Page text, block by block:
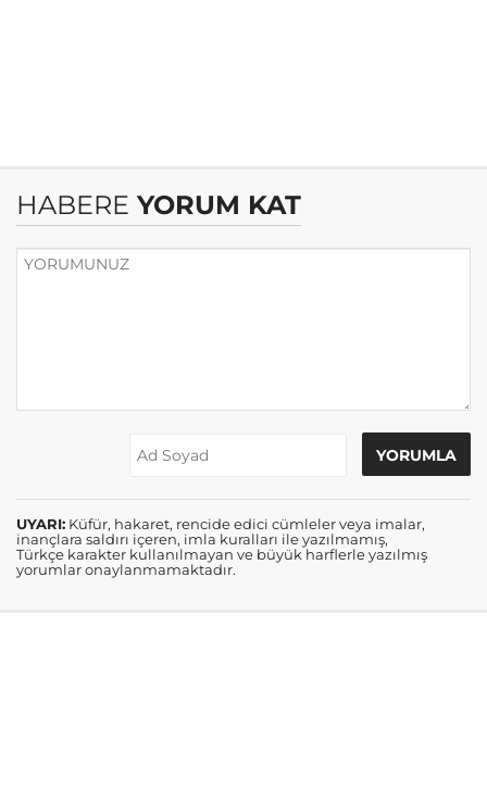
HABERE YORUM KAT
UYARI: Küfür, hakaret, rencide edici cümleler veya imalar,
inançlara saldırı içeren, imla kuralları ile yazılmamış,
Türkçe karakter kullanılmayan ve büyük harflerle yazılmış
yorumlar onaylanmamaktadır.